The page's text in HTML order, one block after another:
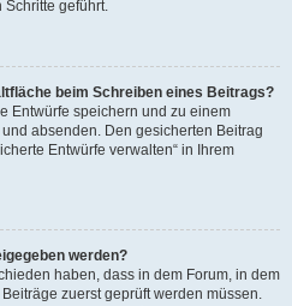
geführt.
beim Schreiben eines Beitrags?
Entwürfe speichern und zu einem
absenden. Den gesicherten Beitrag
Entwürfe verwalten“ in Ihrem
werden?
haben, dass in dem Forum, in dem
zuerst geprüft werden müssen.